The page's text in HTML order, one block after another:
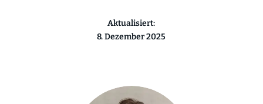
Aktualisiert:
8. Dezember 2025